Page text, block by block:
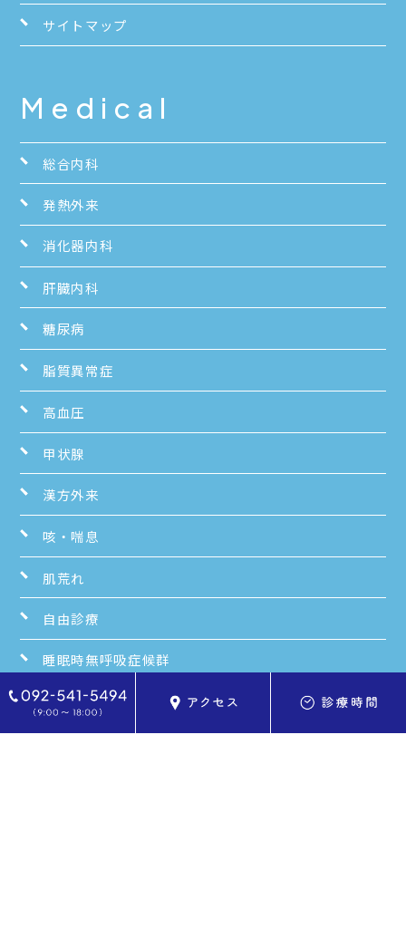
サイトマップ
Medical
総合内科
発熱外来
消化器内科
肝臓内科
糖尿病
脂質異常症
高血圧
甲状腺
漢方外来
咳・喘息
肌荒れ
自由診療
睡眠時無呼吸症候群
Examination